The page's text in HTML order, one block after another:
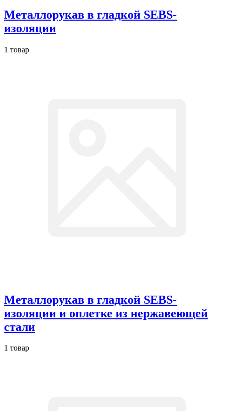
Металлорукав в гладкой SEBS-
изоляции
1 товар
Металлорукав в гладкой SEBS-
изоляции и оплетке из нержавеющей
стали
1 товар